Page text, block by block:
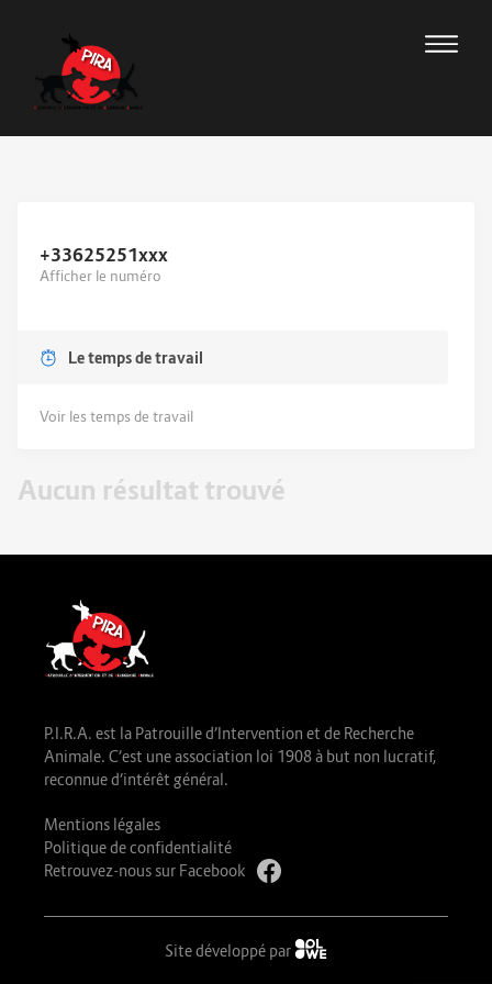
+33625251xxx
Afficher le numéro
Le temps de travail
Voir les temps de travail
Aucun résultat trouvé
P.I.R.A. est la Patrouille d’Intervention et de Recherche
Animale. C’est une association loi 1908 à but non lucratif,
reconnue d’intérêt général.
Mentions légales
Politique de confidentialité
Retrouvez-nous sur Facebook
Site développé par